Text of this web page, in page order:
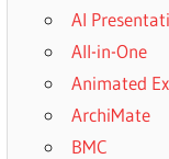
AI
All-in-One
Animated
ArchiMate
BMC